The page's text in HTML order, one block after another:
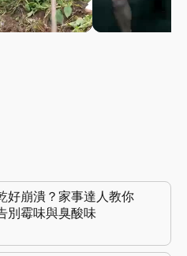
好崩潰？家事達人教你
別霉味與臭酸味